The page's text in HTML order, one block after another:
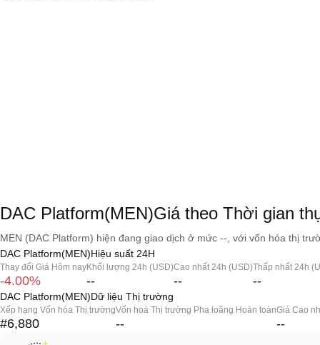
DAC Platform(MEN)Giá theo Thời gian
MEN (DAC Platform) hiện đang giao dịch ở mức --, với vốn hóa thị
DAC Platform(MEN)Hiệu suất 24H
Thay đổi Giá Hôm nay
-4.00%
Khối lượng 24h (USD)
--
Cao nhất 24h (USD)
--
Thấp nhất 24h
--
DAC Platform(MEN)Dữ liệu Thị trường
Xếp hạng Vốn hóa Thị trường
#6,880
Vốn hoá Thị trường Pha loãng Hoàn toàn
--
Giá Cao
--